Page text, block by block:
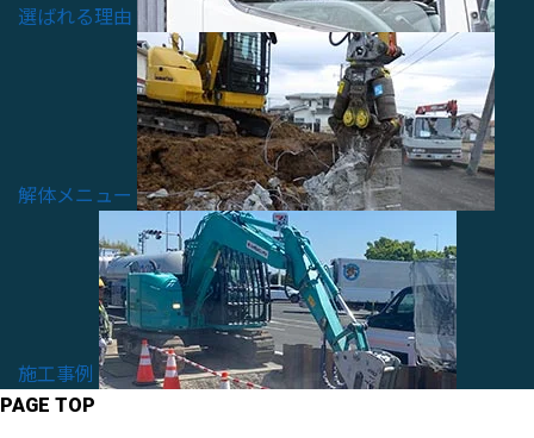
選ばれる理由
解体メニュー
施工事例
PAGE TOP